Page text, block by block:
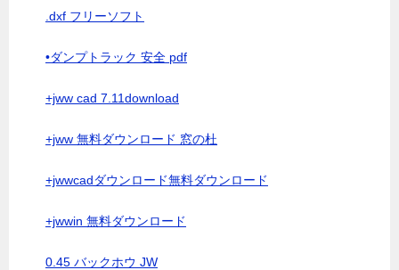
.dxf フリーソフト
•ダンプトラック 安全 pdf
+jww cad 7.11download
+jww 無料ダウンロード 窓の杜
+jwwcadダウンロード無料ダウンロード
+jwwin 無料ダウンロード
0.45 バックホウ JW